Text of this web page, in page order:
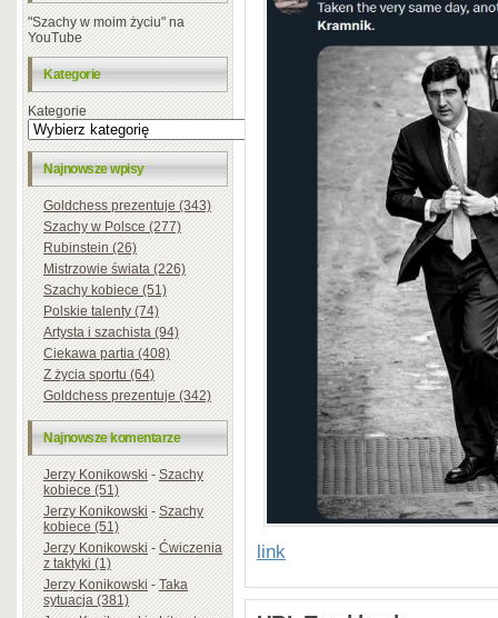
"Szachy w moim życiu" na
YouTube
Kategorie
Kategorie
Najnowsze wpisy
Goldchess prezentuje (343)
Szachy w Polsce (277)
Rubinstein (26)
Mistrzowie świata (226)
Szachy kobiece (51)
Polskie talenty (74)
Artysta i szachista (94)
Ciekawa partia (408)
Z życia sportu (64)
Goldchess prezentuje (342)
Najnowsze komentarze
Jerzy Konikowski-Szachy
kobiece (51)
Jerzy Konikowski-Szachy
kobiece (51)
Jerzy Konikowski-Ćwiczenia
z taktyki (1)
Jerzy Konikowski-Taka
sytuacja (381)
link